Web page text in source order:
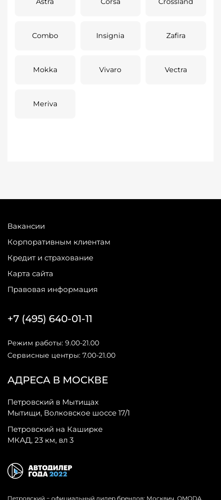
Combo Insignia Zafira
Mokka Vivaro Vectra
Meriva
Вакансии
Корпоративным клиентам
Кредит и страхование
Карта сайта
Правовая информация
АДРЕСА В МОСКВЕ
Петровский в Мытищах
Мытищи, Волковское шоссе 17/1
Петровский на Каширке
МКАД, 23 км, вл 3
+7 (495) 640-01-11
Режим работы: 9.00-21.00
Сервисные центры: 7.00-21.00
Петровский − официальный дилер брендов: Москвич, OMODA,